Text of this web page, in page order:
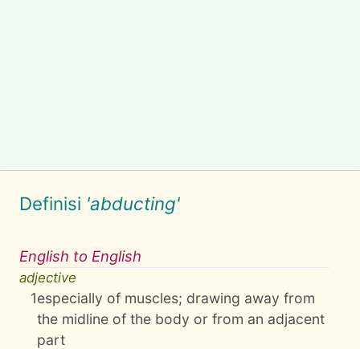
Definisi 'abducting'
English to English
adjective
1especially of muscles; drawing away from
the midline of the body or from an adjacent
part